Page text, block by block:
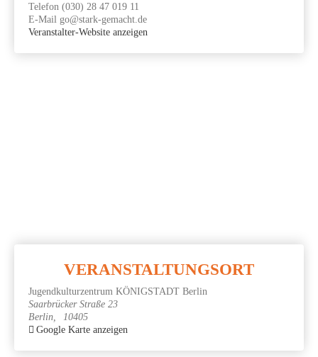
Telefon (030) 28 47 019 11
E-Mail go@stark-gemacht.de
Veranstalter-Website anzeigen
VERANSTALTUNGSORT
Jugend­kul­tur­zen­trum KÖNIG­STADT Berlin
Saarbrücker Straße 23
Berlin
10405
Google Karte anzeigen